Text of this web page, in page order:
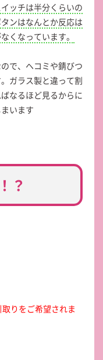
ッチは半分くらいの
ンはなんとか反応は
くなっています。
で、ヘコミや錆びつ
ガラス製と違って割
なるほど見るからに
います
？
りをご希望されま